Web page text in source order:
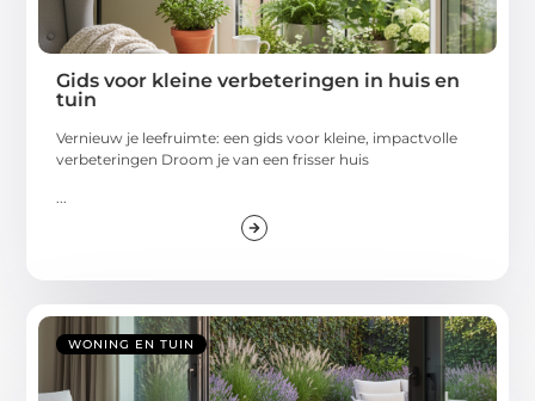
Gids voor kleine verbeteringen in huis en
tuin
Vernieuw je leefruimte: een gids voor kleine, impactvolle
verbeteringen Droom je van een frisser huis
...
WONING EN TUIN